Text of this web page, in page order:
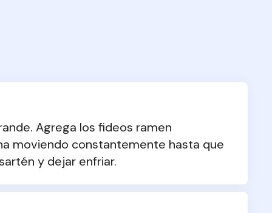
Agrega los fideos ramen
moviendo constantemente hasta que
y dejar enfriar.